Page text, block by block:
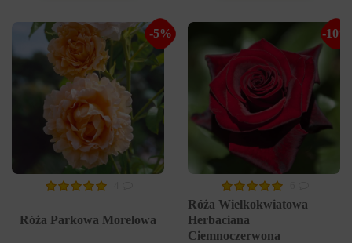
-5%
Róża Parkowa Morelowa
-10%
Róża Wielkokwiatowa
Herbaciana
Ciemnoczerwona